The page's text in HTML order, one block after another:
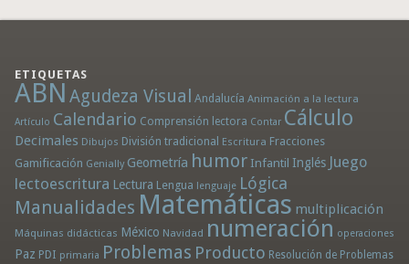
ETIQUETAS
ABN Agudeza Visual Andalucía Animación a la lectura
Artículo Calendario Comprensión lectora Contar Cálculo
Decimales Dibujos División tradicional Escritura Fracciones
Gamificación Genially Geometría humor Infantil Inglés Juego
lectoescritura Lectura Lengua lenguaje Lógica
Manualidades Matemáticas multiplicación
Máquinas didácticas México Navidad numeración operaciones
Paz PDI primaria Problemas Producto Resolución de Problemas